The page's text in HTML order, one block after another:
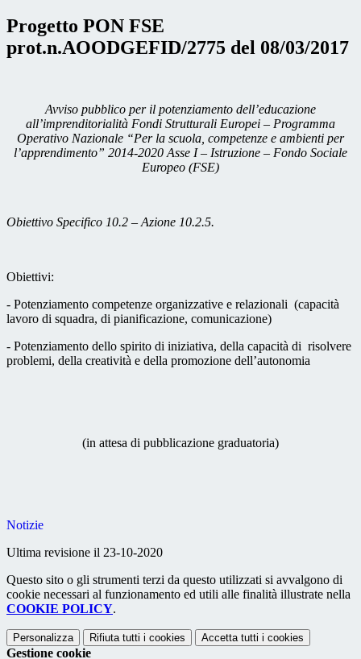
Progetto PON FSE
prot.n.AOODGEFID/2775 del 08/03/2017
Avviso pubblico per il potenziamento dell’educazione
all’imprenditorialità Fondi Strutturali Europei – Programma
Operativo Nazionale “Per la scuola, competenze e ambienti per
l’apprendimento” 2014-2020 Asse I – Istruzione – Fondo Sociale
Europeo (FSE)
Obiettivo Specifico 10.2 – Azione 10.2.5.
Obiettivi:
- Potenziamento competenze organizzative e relazionali (capacità
lavoro di squadra, di pianificazione, comunicazione)
- Potenziamento dello spirito di iniziativa, della capacità di risolvere
problemi, della creatività e della promozione dell’autonomia
(in attesa di pubblicazione graduatoria)
Notizie
Ultima revisione il 23-10-2020
Questo sito o gli strumenti terzi da questo utilizzati si avvalgono di
cookie necessari al funzionamento ed utili alle finalità illustrate nella
COOKIE POLICY.
Personalizza Rifiuta tutti i cookies Accetta tutti i cookies
Gestione cookie